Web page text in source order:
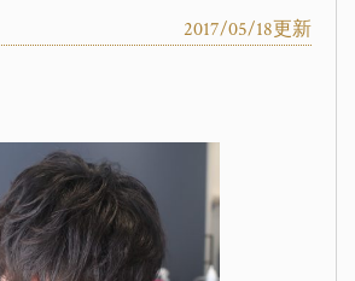
2017/05/18更新